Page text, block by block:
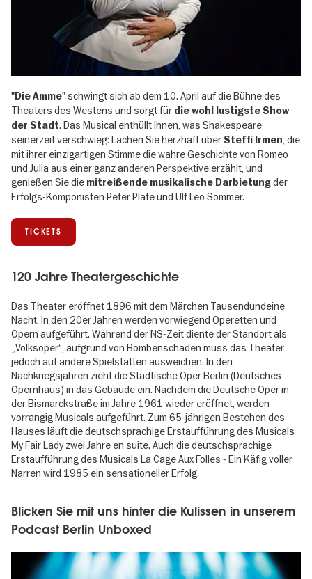
"Die Amme" schwingt sich ab dem 10. April auf die Bühne des
Theaters des Westens und sorgt für die wohl lustigste Show
der Stadt. Das Musical enthüllt Ihnen, was Shakespeare
seinerzeit verschwieg: Lachen Sie herzhaft überSteffi Irmen, die
mit ihrer einzigartigen Stimme die wahre Geschichte von Romeo
und Julia aus einer ganz anderen Perspektive erzählt, und
genießen Sie die mitreißende musikalische Darbietungder
Erfolgs-Komponisten Peter Plate und Ulf Leo Sommer.
TICKETS
120 Jahre Theatergeschichte
Das Theater eröffnet 1896 mit dem Märchen Tausendundeine
Nacht. In den 20er Jahren werden vorwiegend Operetten und
Opern aufgeführt. Während der NS-Zeit diente der Standort als
„Volksoper“, aufgrund von Bombenschäden muss das Theater
jedoch auf andere Spielstätten ausweichen. In den
Nachkriegsjahren zieht die Städtische Oper Berlin (Deutsches
Opernhaus) in das Gebäude ein. Nachdem die Deutsche Oper in
der Bismarckstraße im Jahre 1961 wieder eröffnet, werden
vorrangig Musicals aufgeführt. Zum 65-jährigen Bestehen des
Hauses läuft die deutschsprachige Erstaufführung des Musicals
My Fair Ladyzwei Jahre en suite. Auch die deutschsprachige
Erstaufführung des Musicals La Cage Aux Folles - Ein Käfig voller
Narren wird 1985 ein sensationeller Erfolg.
Blicken Sie mit uns hinter die Kulissen in unserem
Podcast Berlin Unboxed